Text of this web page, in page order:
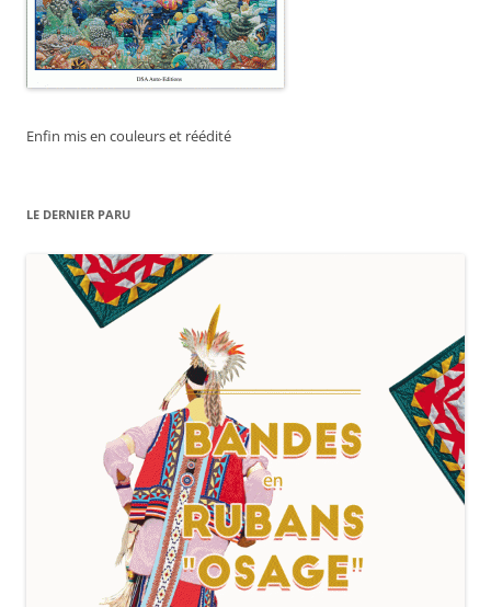
Enfin mis en couleurs et réédité
LE DERNIER PARU